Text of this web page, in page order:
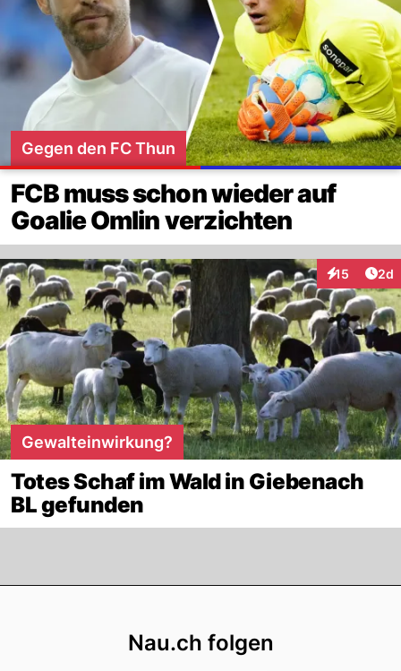
Gegen den FC Thun
FCB muss schon wieder auf
Goalie Omlin verzichten
15
Interaktionen
2d
Gewalteinwirkung?
Totes Schaf im Wald in Giebenach
BL gefunden
Nau.ch folgen